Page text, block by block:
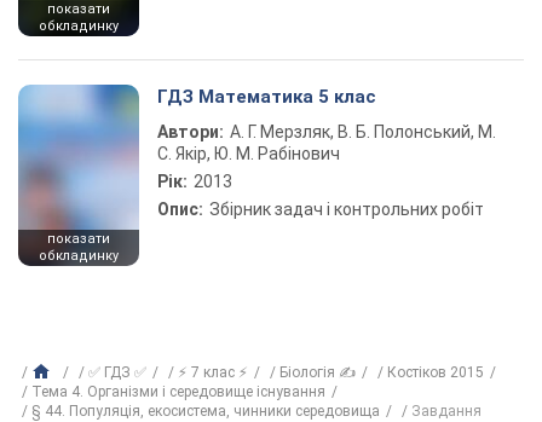
показати
обкладинку
показати
обкладинку
ГДЗ Математика 5 клас
Автори: А. Г. Мерзляк, В. Б. Полонський, М.
С. Якір, Ю. М. Рабінович
Рік: 2013
Опис: Збірник задач і контрольних робіт
✅ ГДЗ ✅ ⚡ 7 клас ⚡ Біологія ✍
Костіков 2015
Тема 4. Організми і середовище існування
§ 44. Популяція, екосистема, чинники середовища
Завдання